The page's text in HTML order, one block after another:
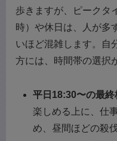
歩きますが、ピークタ
時）や休日は、人が多
いほど混雑します。自
方には、時間帯の選択
平日18:30〜の最終
楽しめる上に、仕
め、昼間ほどの殺